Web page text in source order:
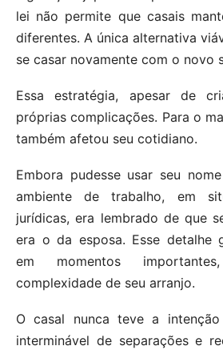
lei não permite que casais
diferentes. A única alternativa
se casar novamente com o novo
Essa estratégia, apesar de
próprias complicações. Para o
também afetou seu cotidiano.
Embora pudesse usar seu
ambiente de trabalho, em
jurídicas, era lembrado de que
era o da esposa. Esse detalhe
em momentos
complexidade de seu arranjo.
O casal nunca teve a
interminável de separações e